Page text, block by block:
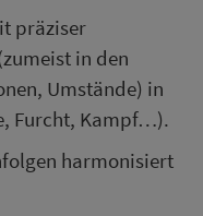
präziser
in den
Umstände) in
Furcht, Kampf…).
harmonisiert